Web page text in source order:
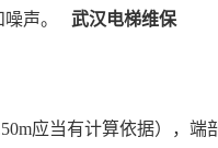
噪声。 武汉电梯维保
应当有计算依据），端